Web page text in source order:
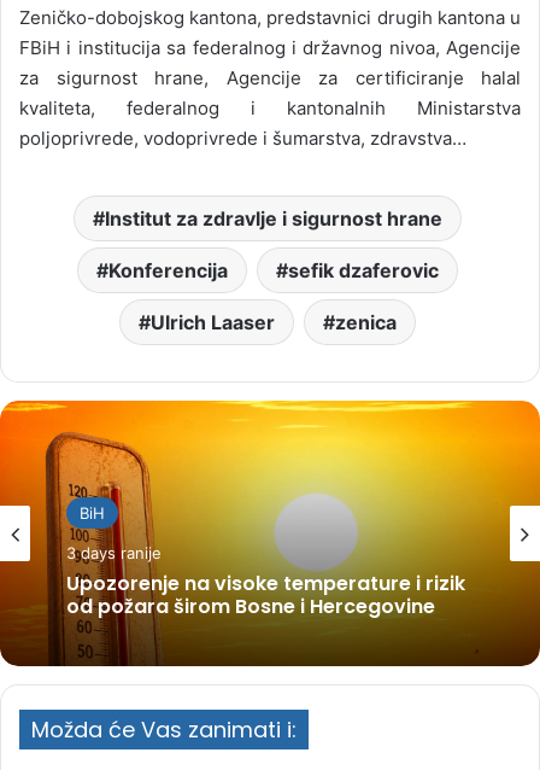
Zeničko-dobojskog kantona, predstavnici drugih kantona u
FBiH i institucija sa federalnog i državnog nivoa, Agencije
za sigurnost hrane, Agencije za certificiranje halal
kvaliteta, federalnog i kantonalnih Ministarstva
poljoprivrede, vodoprivrede i šumarstva, zdravstva…
Institut za zdravlje i sigurnost hrane
Konferencija sefik dzaferovic
Ulrich Laaser zenica
BiH
3 days ranije
Upozorenje na visoke temperature i rizik
od požara širom Bosne i Hercegovine
Možda će Vas zanimati i: